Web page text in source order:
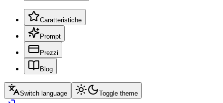
Caratteristiche
Prompt
Prezzi
Blog
Switch language Toggle theme